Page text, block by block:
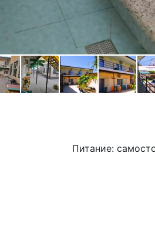
Питание: